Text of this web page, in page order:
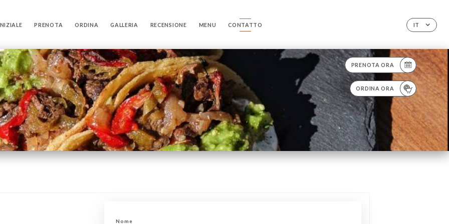
IT
PRENOTA ORDINA GALLERIA RECENSIONE MENU CONTATTO
PRENOTA ORA
ORDINA ORA
Nome